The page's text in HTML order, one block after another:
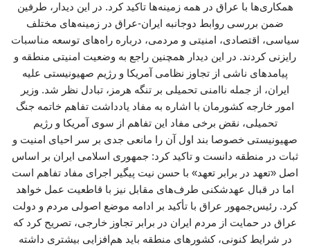
همکاری‌ها با عراق در همه زمینه‌ها تاکید کرد. در این دیدار، طرفین
ضمن بررسی روابط دوجانبه ایران-عراق در زمینه‌های مختلف
سیاسی، اقتصادی، امنیتی و مردمی، درباره راه‌های توسعه مناسبات
رایزنی کردند. در این دیدار همچنین راجع به وضعیت امنیتی منطقه و
پیامدهای ناشی از تجاوز نظامی آمریکا و رژیم صهیونیستی علیه
ایران، از جمله ناامنی تحمیلی بر تنگه هرمز، تبادل نظر شد. وزیر
امور خارجه کشورمان با اشاره به مفاد یادداشت تفاهم خاتمه جنگ
تحمیلی، نقض برخی مفاد این تفاهم از سوی آمریکا و رژیم
صهیونیستی خصوصا بند اول آن را مانعی جدی بر سر احیای امنیت و
ثبات در منطقه دانست و تاکید کرد: جمهوری اسلامی ایران بر اساس
اصل «تعهد در برابر تعهد» با حسن نیت پیگیر اجرای مفاد تفاهم است
اما در قبال عهدشکنی طرف‌های مقابل نیز با قاطعیت عمل خواهد
کرد. رئیس‌جمهور عراق با تأکید بر ادامه موضع اصولی مردم و دولت
عراق در حمایت از مردم ایران در برابر تجاوز خارجی، تصریح کرد که
در شرایط کنونی، کشورهای منطقه باید هم‌افزایی بیشتری داشته